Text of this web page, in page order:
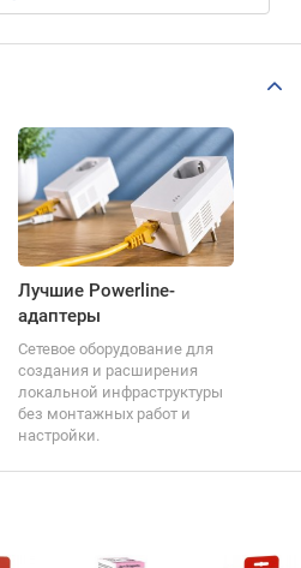
Лучшие Powerline-
адаптеры
Сетевое оборудование для
создания и расширения
локальной инфраструктуры
без монтажных работ и
настройки.